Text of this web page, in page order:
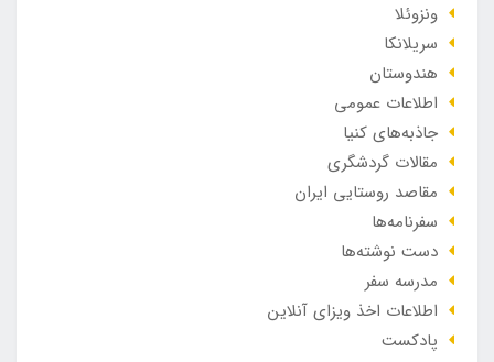
ونزوئلا
سریلانکا
هندوستان
اطلاعات عمومی
جاذبه‌های کنیا
مقالات گردشگری
مقاصد روستایی ایران
سفرنامه‌ها
دست نوشته‌ها
مدرسه سفر
اطلاعات اخذ ویزای آنلاین
پادکست